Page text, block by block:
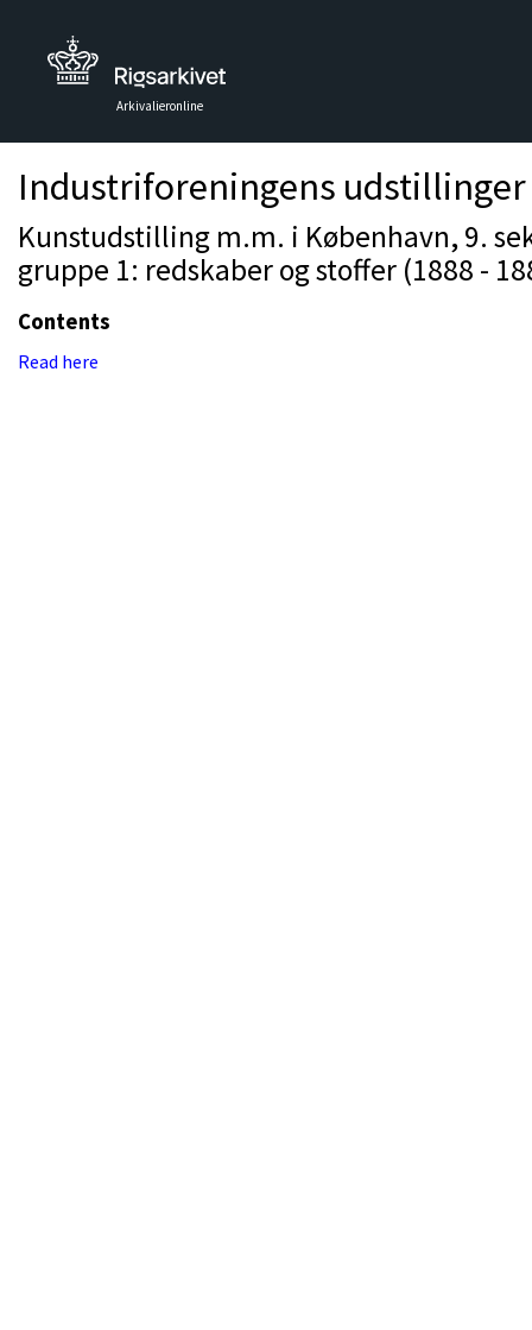
Arkivalieronline
Industriforeningens udstillinger
Kunstudstilling m.m. i København, 9.
gruppe 1: redskaber og stoffer (1888 -
Contents
Read here